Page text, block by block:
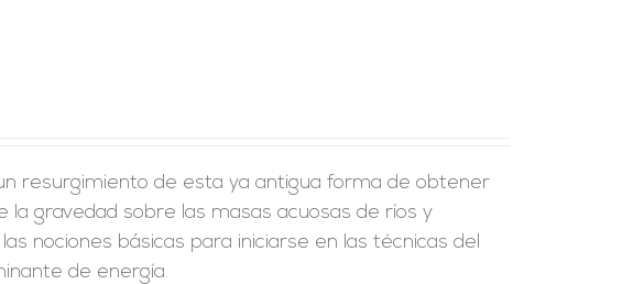
resurgimiento de esta ya antigua forma de obtener
la gravedad sobre las masas acuosas de ríos y
nociones básicas para iniciarse en las técnicas del
de energía.